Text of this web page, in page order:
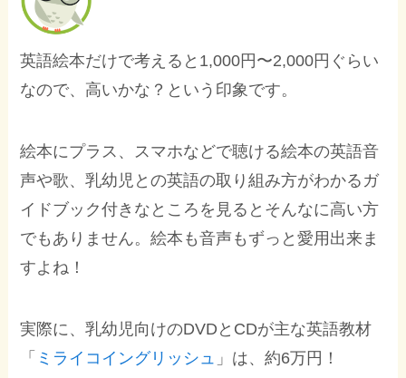
英語絵本だけで考えると1,000円〜2,000円ぐらい
なので、高いかな？という印象です。
絵本にプラス、スマホなどで聴ける絵本の英語音
声や歌、乳幼児との英語の取り組み方がわかるガ
イドブック付きなところを見るとそんなに高い方
でもありません。絵本も音声もずっと愛用出来ま
すよね！
実際に、乳幼児向けのDVDとCDが主な英語教材
「 ミライコイングリッシュ 」は、約6万円！